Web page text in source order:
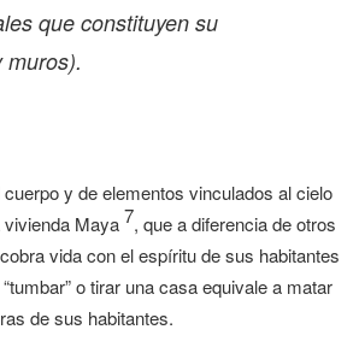
que constituyen su
muros).
y de elementos vinculados al cielo
Maya7, que a diferencia de otros
vida con el espíritu de sus habitantes
o tirar una casa equivale a matar
de sus habitantes.